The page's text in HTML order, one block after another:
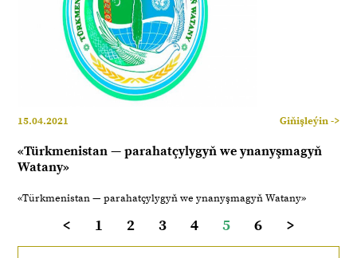
15.04.2021 Giňişleýin ->
«Türkmenistan — parahatçylygyň we ynanyşmagyň
Watany»
«Türkmenistan — parahatçylygyň we ynanyşmagyň Watany»
< 1 2 3 4 5 6 >